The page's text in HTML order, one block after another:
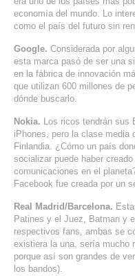
economía del mundo. Lo
como el país del futuro sin
Google. Considerada por
esta marca pasó de ser una
en la fábrica de innovación
que utilizan 600 millones de
dónde buscarlo.
Nokia. Los ricos tendrán sus
iPhones, pero la clase media
Finlandia. ¿Cómo un país
socializar puede haber
comunicaciones en el
Facebook fue creada por un
Real Madrid/Barcelona.
Patines y el Juez, Batman y
respectivos fans, ambas se
existiera la una, sería mucho
porque así son grandes de
los bandos).